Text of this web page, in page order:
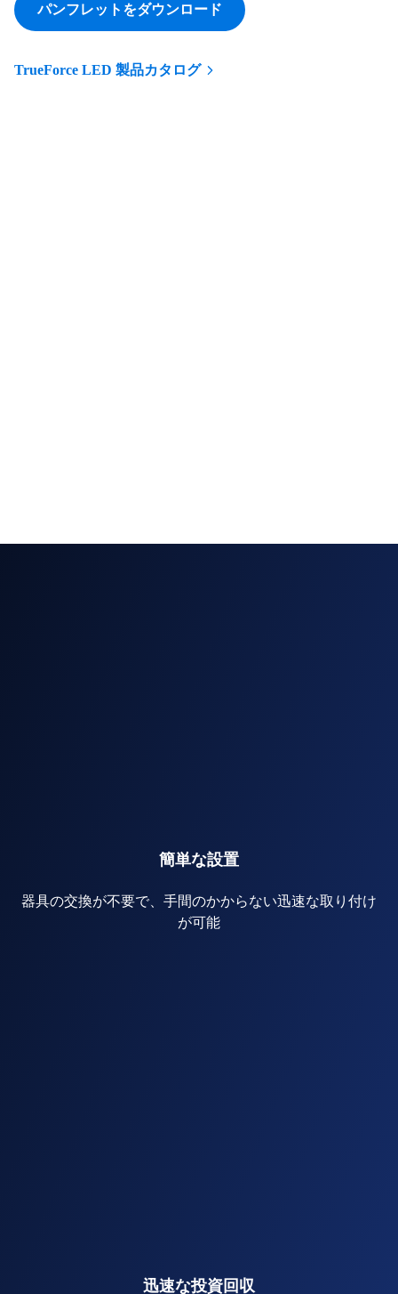
パンフレットをダウンロード
TrueForce LED 製品カタログ
簡単な設置
器具の交換が不要で、手間のかからない迅速な取り付け
が可能
迅速な投資回収